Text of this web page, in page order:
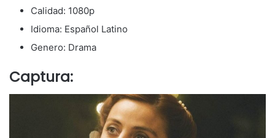
Calidad: 1080p
Idioma: Español Latino
Genero: Drama
Captura: